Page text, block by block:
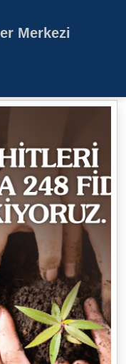
Merkezi